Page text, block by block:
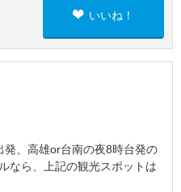
いいね！
、高雄or台南の夜8時台発の
なら、上記の観光スポットは